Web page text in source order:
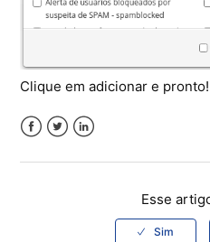
Clique em adicionar e pronto!
Esse